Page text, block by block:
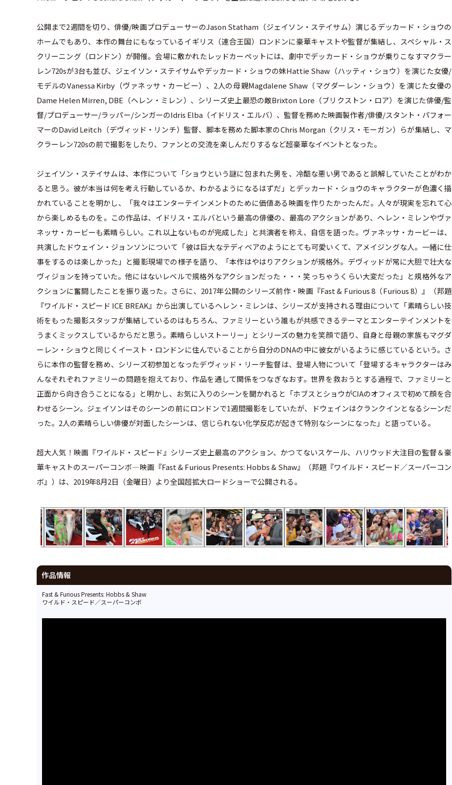
公開まで2週間を切り、俳優/映画プロデューサーのJason Statham（ジェイソン・ステイサム）演じるデッカード・ショウの
ホームでもあり、本作の舞台にもなっているイギリス（連合王国）ロンドンに豪華キャストや監督が集結し、スペシャル・ス
クリーニング（ロンドン）が開催。会場に敷かれたレッドカーペットには、劇中でデッカード・ショウが乗りこなすマクラー
レン720sが3台も並び、ジェイソン・ステイサムやデッカード・ショウの妹Hattie Shaw（ハッティ・ショウ）を演じた女優/
モデルのVanessa Kirby（ヴァネッサ・カービー）、2人の母親Magdalene Shaw（マグダーレン・ショウ）を演じた女優の
Dame Helen Mirren, DBE（ヘレン・ミレン）、シリーズ史上最恐の敵Brixton Lore（ブリクストン・ロア）を演じた俳優/監
督/プロデューサー/ラッパー/シンガーのIdris Elba（イドリス・エルバ）、監督を務めた映画製作者/俳優/スタント・パフォー
マーのDavid Leitch（デヴィッド・リンチ）監督、脚本を務めた脚本家のChris Morgan（クリス・モーガン）らが集結し、マ
クラーレン720sの前で撮影をしたり、ファンとの交流を楽しんだりするなど超豪華なイベントとなった。
ジェイソン・ステイサムは、本作について「ショウという謎に包まれた男を、冷酷な悪い男であると誤解していたことがわか
ると思う。彼が本当は何を考え行動しているか、わかるようになるはずだ」とデッカード・ショウのキャラクターが色濃く描
かれていることを明かし、「我々はエンターテインメントのために価値ある映画を作りたかったんだ。人々が現実を忘れて心
から楽しめるものを。この作品は、イドリス・エルバという最高の俳優の、最高のアクションがあり、ヘレン・ミレンやヴァ
ネッサ・カービーも素晴らしい。これ以上ないものが完成した」と共演者を称え、自信を語った。ヴァネッサ・カービーは、
共演したドウェイン・ジョンソンについて「彼は巨大なテディベアのようにとても可愛いくて、アメイジングな人。一緒に仕
事をするのは楽しかった」と撮影現場での様子を語り、「本作はやはりアクションが規格外。デヴィッドが常に大胆で壮大な
ヴィジョンを持っていた。他にはないレベルで規格外なアクションだった・・・笑っちゃうくらい大変だった」と規格外なア
クションに奮闘したことを振り返った。さらに、2017年公開のシリーズ前作・映画『Fast & Furious 8（Furious 8）』（邦題
『ワイルド・スピード ICE BREAK』から出演しているヘレン・ミレンは、シリーズが支持される理由について「素晴らしい技
術をもった撮影スタッフが集結しているのはもちろん、ファミリーという誰もが共感できるテーマとエンターテインメントを
うまくミックスしているからだと思う。素晴らしいストーリー」とシリーズの魅力を笑顔で語り、自身と母親の家族もマグダ
ーレン・ショウと同じくイースト・ロンドンに住んでいることから自分のDNAの中に彼女がいるように感じているという。さ
らに本作の監督を務め、シリーズ初参加となったデヴィッド・リーチ監督は、登場人物について「登場するキャラクターはみ
んなそれぞれファミリーの問題を抱えており、作品を通して関係をつなぎなおす。世界を救おうとする過程で、ファミリーと
正面から向き合うことになる」と明かし、お気に入りのシーンを聞かれると「ホブスとショウがCIAのオフィスで初めて顔を合
わせるシーン。ジェイソンはそのシーンの前にロンドンで1週間撮影をしていたが、ドウェインはクランクインとなるシーンだ
った。2人の素晴らしい俳優が対面したシーンは、信じられない化学反応が起きて特別なシーンになった」と語っている。
超大人気！映画『ワイルド・スピード』シリーズ史上最高のアクション、かつてないスケール、ハリウッド大注目の監督＆豪
華キャストのスーパーコンボ—映画『Fast & Furious Presents: Hobbs & Shaw』（邦題『ワイルド・スピード／スーパーコン
ボ』）は、2019年8月2日（金曜日）より全国超拡大ロードショーで公開される。
作品情報
Fast & Furious Presents: Hobbs & Shaw
ワイルド・スピード／スーパーコンボ